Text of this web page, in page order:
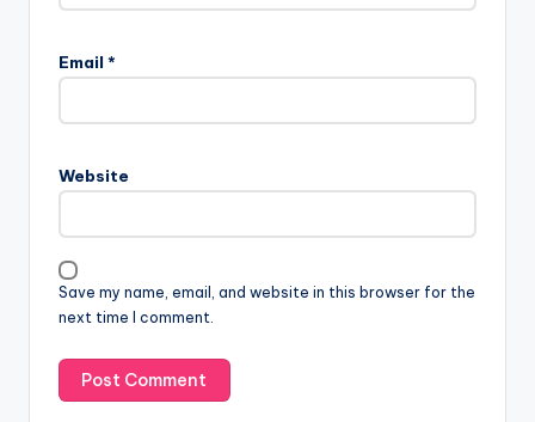
Email *
Website
Save my name, email, and website in this browser for the
next time I comment.